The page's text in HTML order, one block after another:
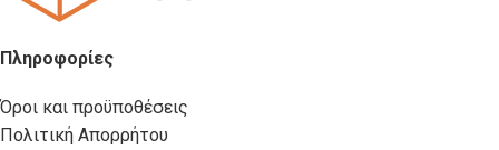
Πληροφορίες
Όροι και προϋποθέσεις
Πολιτική Απορρήτου